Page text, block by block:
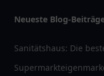
Neueste Blog-
Sanitätshaus: Die